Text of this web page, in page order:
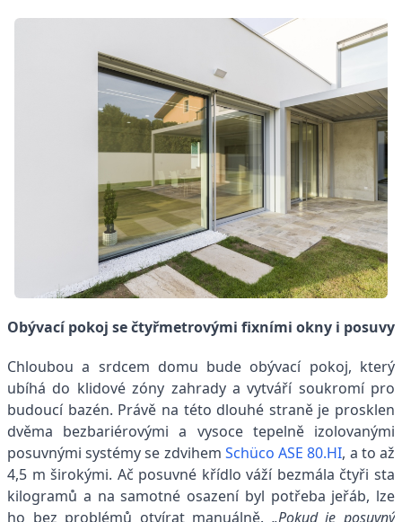
Obývací pokoj se čtyřmetrovými fixními okny i posuvy
Chloubou a srdcem domu bude obývací pokoj, který
ubíhá do klidové zóny zahrady a vytváří soukromí pro
budoucí bazén. Právě na této dlouhé straně je prosklen
dvěma bezbariérovými a vysoce tepelně izolovanými
posuvnými systémy se zdvihem Schüco ASE 80.HI, a to až
4,5 m širokými. Ač posuvné křídlo váží bezmála čtyři sta
kilogramů a na samotné osazení byl potřeba jeřáb, lze
ho bez problémů otvírat manuálně. „Pokud je posuvný